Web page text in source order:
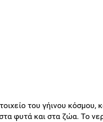
του γήινου
φυτά και στα ζώα. Το